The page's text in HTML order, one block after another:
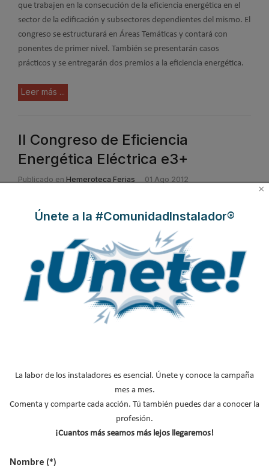
que trabajen en la consecución de la eficiencia energética en el
sector de la edificación y subsectores dependientes del mismo. El
congreso se estructurará en Áreas Temáticas y contará con
ponentes de primer nivel. También se presentarán casos
prácticos y se entregarán dos premios a la eficiencia energética.
Leer más ...
II Congreso de Eficiencia
Energética Eléctrica e3+
Publicado en Hemeroteca Ferias 01 Ago 2012
eficiencia energética eléctrica
es la reducción de la potencia
×
Únete a la #ComunidadInstalador®
La labor de los instaladores es esencial. Únete y conoce la campaña
mes a mes.
Comenta y comparte cada acción. Tú también puedes dar a conocer la
profesión.
¡Cuantos más seamos más lejos llegaremos!
Nombre (*)